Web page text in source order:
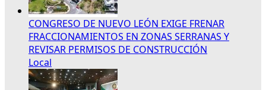
CONGRESO DE NUEVO LEÓN EXIGE FRENAR
FRACCIONAMIENTOS EN ZONAS SERRANAS Y
REVISAR PERMISOS DE CONSTRUCCIÓN
Local